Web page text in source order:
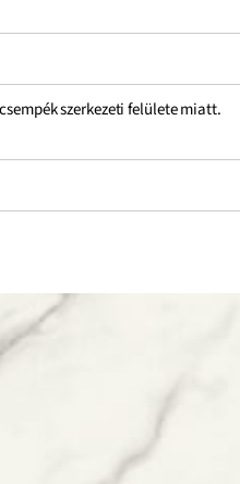
szerkezeti felülete miatt.